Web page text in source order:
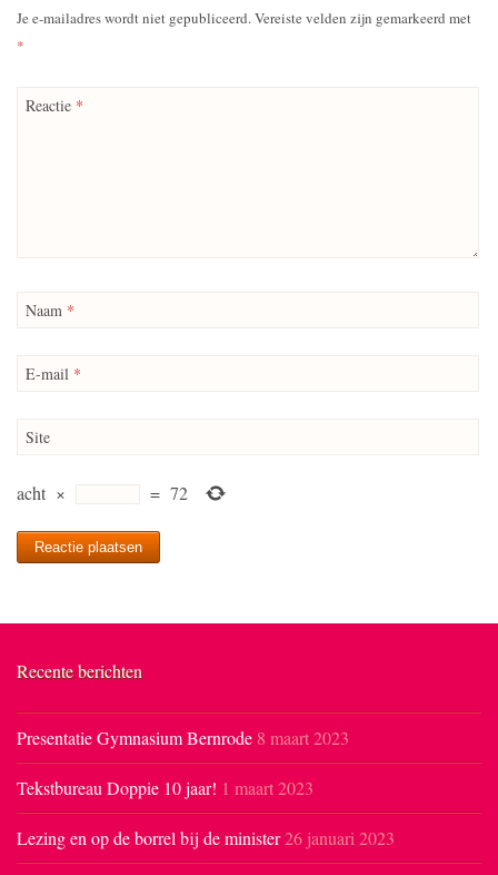
Je e-mailadres wordt niet gepubliceerd.Vereiste velden zijn gemarkeerd met
*
Reactie *
Naam *
E-mail *
Site
acht × = 72
Recente berichten
Presentatie Gymnasium Bernrode 8 maart 2023
Tekstbureau Doppie 10 jaar! 1 maart 2023
Lezing en op de borrel bij de minister26 januari 2023